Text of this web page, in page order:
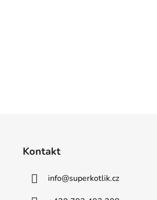
Kontakt
info@superkotlik.cz